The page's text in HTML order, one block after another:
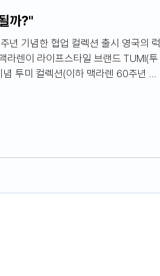
까?"
년 기념한 협업 컬렉션 출시 영국의 럭
라렌이 라이프스타일 브랜드 TUMI(투
투미 컬렉션(이하 맥라렌 60주년 컬